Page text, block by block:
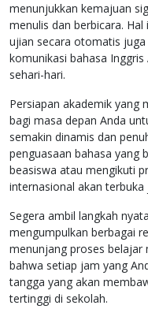
menunjukkan kemajuan
menulis dan berbicara.
ujian secara otomatis
komunikasi bahasa
sehari-hari.
Persiapan akademik yang
bagi masa depan Anda
semakin dinamis dan
penguasaan bahasa yang
beasiswa atau mengikuti
internasional akan
Segera ambil langkah
mengumpulkan berbagai
menunjang proses belajar
bahwa setiap jam yang
tangga yang akan
tertinggi di sekolah.